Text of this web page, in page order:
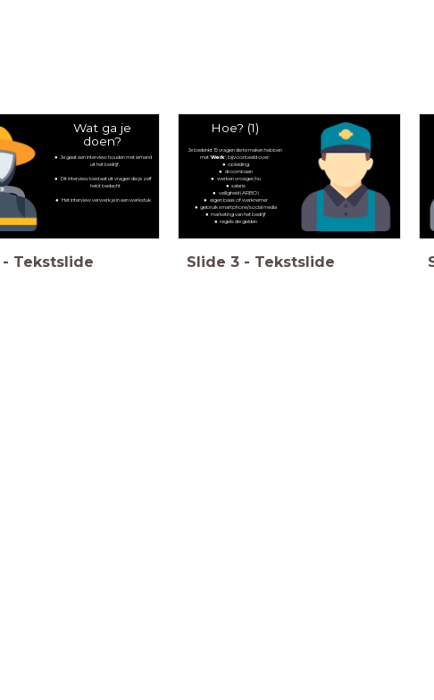
Wat ga je
doen?
Je gaat een interview houden met iemand
uit het bedrijf.
Dit interview bestaat uit vragen die je zelf
hebt bedacht
Het interview verwerk je in een werkstuk
- Tekstslide
Hoe? (1)
Je bedenkt 15 vragen die te maken hebben
met 'Werk', bijvoorbeeld over:
opleiding
droombaan
werken vroeger/nu
salaris
veiligheid (ARBO)
eigen baas of werknemer
gebruik smartphone/social media
marketing van het bedrijf
regels die gelden
Slide 3 - Tekstslide